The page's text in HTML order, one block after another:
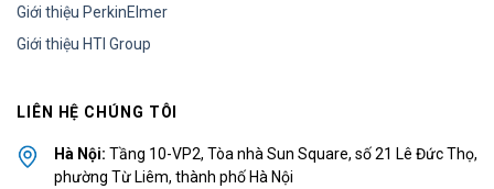
Giới thiệu PerkinElmer
Giới thiệu HTI Group
LIÊN HỆ CHÚNG TÔI
Hà Nội: Tầng 10-VP2, Tòa nhà Sun Square, số 21 Lê Đức Thọ,
phường Từ Liêm, thành phố Hà Nội